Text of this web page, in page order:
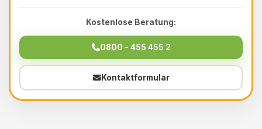
Kostenlose Beratung:
0800 - 455 455 2
Kontaktformular